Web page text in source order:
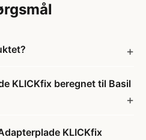
KLICKfix beregnet til Basil
KLICKfix